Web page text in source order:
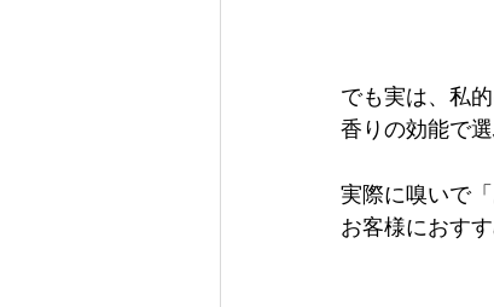
でも実は、私
香りの効能で
実際に嗅いで
お客様におす